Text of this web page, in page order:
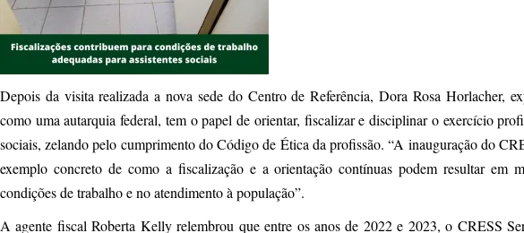
Depois da visita realizada a nova sede do Centro de Referência, Dora Rosa Horlacher,
como uma autarquia federal, tem o papel de orientar, fiscalizar e disciplinar o exercício
sociais, zelando pelo cumprimento do Código de Ética da profissão. “A inauguração do
exemplo concreto de como a fiscalização e a orientação contínuas podem resultar em
condições de trabalho e no atendimento à população”.
A agente fiscal Roberta Kelly relembrou que entre os anos de 2022 e 2023, o CRESS